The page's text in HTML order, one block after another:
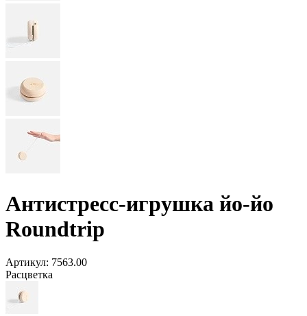
Антистресс-игрушка йо-йо
Roundtrip
Артикул: 7563.00
Расцветка